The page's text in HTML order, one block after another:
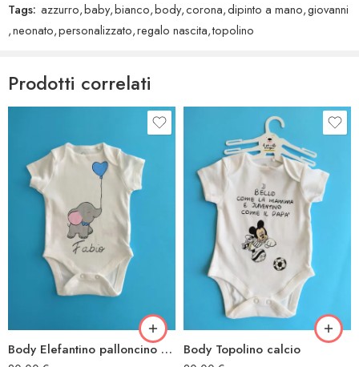
Tags: azzurro,baby,bianco,body,corona,dipinto a mano,giovanni
,neonato,personalizzato,regalo nascita,topolino
Prodotti correlati
Body Elefantino palloncino blu Body Topolino calcio